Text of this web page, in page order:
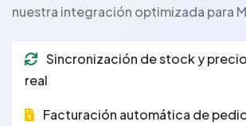
nuestra integración optimizada para
Sincronización de stock y
real
Facturación automática de